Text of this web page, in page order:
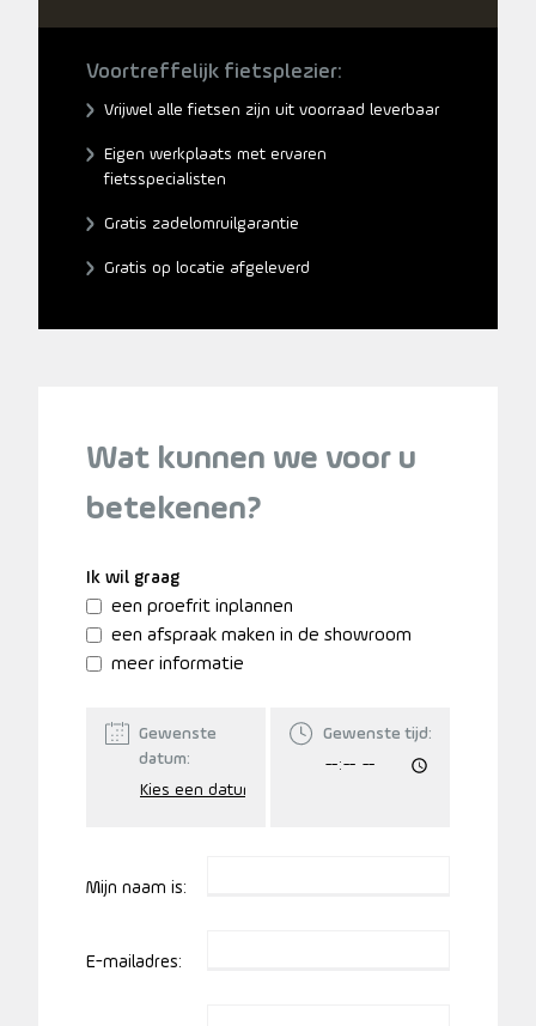
Voortreffelijk fietsplezier:
Vrijwel alle fietsen zijn uit voorraad leverbaar
Eigen werkplaats met ervaren
fietsspecialisten
Gratis zadelomruilgarantie
Gratis op locatie afgeleverd
Wat kunnen we voor u
betekenen?
Ik wil graag
een proefrit inplannen
een afspraak maken in de showroom
meer informatie
Gewenste
datum:
Gewenste tijd:
Mijn naam is:
E-mailadres: